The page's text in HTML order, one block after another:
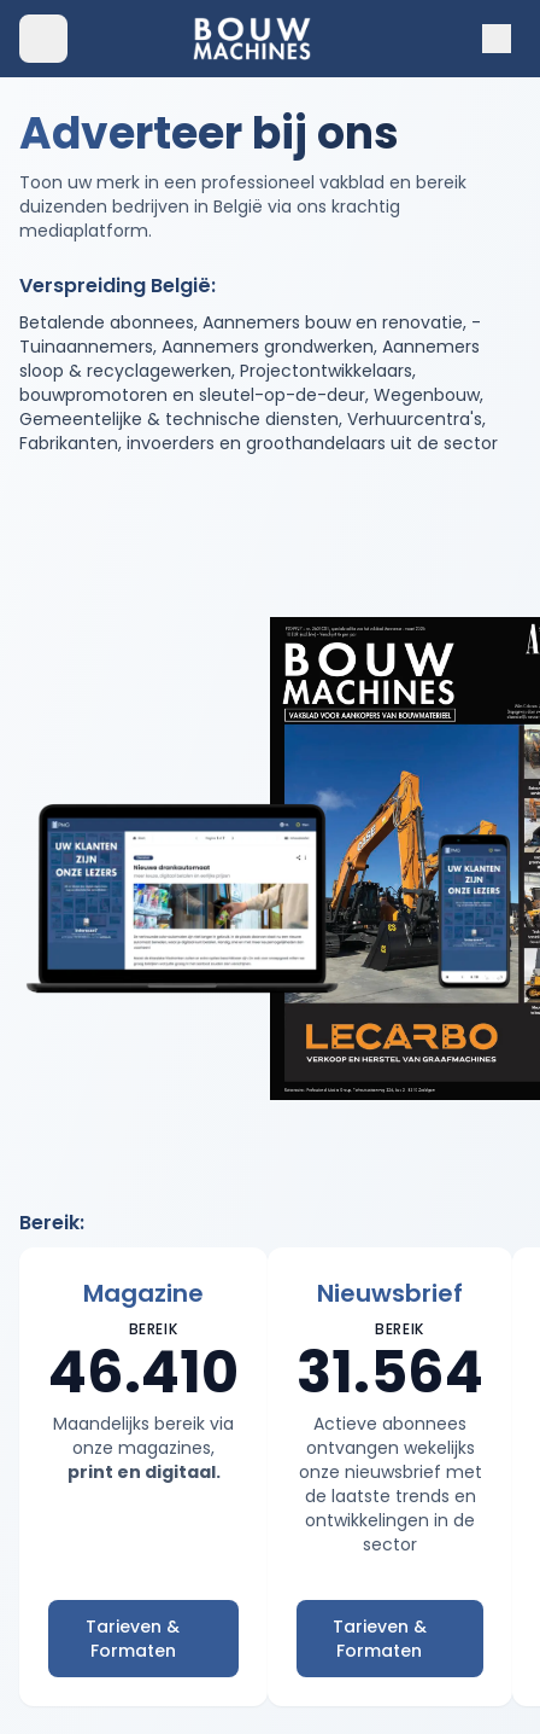
Adverteer bij ons
Toon uw merk in een professioneel vakblad en bereik
duizenden bedrijven in België via ons krachtig
mediaplatform.
Verspreiding België:
Betalende abonnees, Aannemers bouw en renovatie, -
Tuinaannemers, Aannemers grondwerken, Aannemers
sloop & recyclagewerken, Projectontwikkelaars,
bouwpromotoren en sleutel-op-de-deur, Wegenbouw,
Gemeentelijke & technische diensten, Verhuurcentra's,
Fabrikanten, invoerders en groothandelaars uit de sector
Bereik:
Magazine
BEREIK
46.410
Maandelijks bereik via
onze magazines,
print en digitaal.
Tarieven &
Formaten
Nieuwsbrief
BEREIK
31.564
Actieve abonnees
ontvangen wekelijks
onze nieuwsbrief met
de laatste trends en
ontwikkelingen in de
sector
Tarieven &
Formaten